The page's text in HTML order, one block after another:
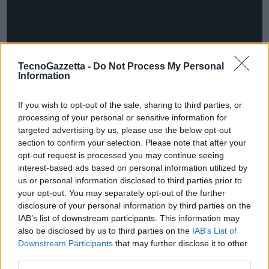
TecnoGazzetta - Do Not Process My Personal
Information
If you wish to opt-out of the sale, sharing to third parties, or
processing of your personal or sensitive information for
targeted advertising by us, please use the below opt-out
section to confirm your selection. Please note that after your
opt-out request is processed you may continue seeing
interest-based ads based on personal information utilized by
us or personal information disclosed to third parties prior to
your opt-out. You may separately opt-out of the further
disclosure of your personal information by third parties on the
IAB’s list of downstream participants. This information may
also be disclosed by us to third parties on the IAB’s List of
Downstream Participants that may further disclose it to other